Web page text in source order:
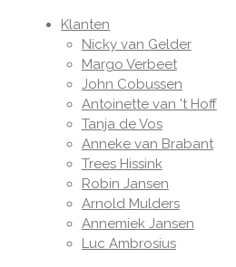
Klanten
Nicky van Gelder
Margo Verbeet
John Cobussen
Antoinette van 't Hoff
Tanja de Vos
Anneke van Brabant
Trees Hissink
Robin Jansen
Arnold Mulders
Annemiek Jansen
Luc Ambrosius